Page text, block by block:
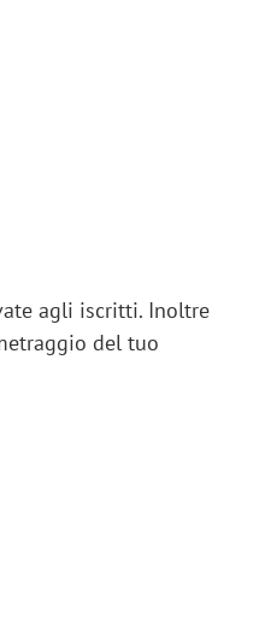
agli iscritti. Inoltre
del tuo